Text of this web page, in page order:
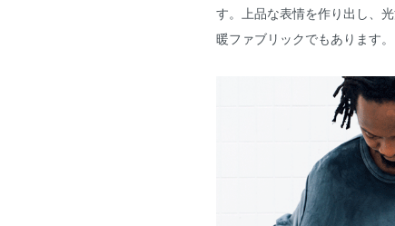
す。上品な表情を作り出し、
暖ファブリックでもあります。